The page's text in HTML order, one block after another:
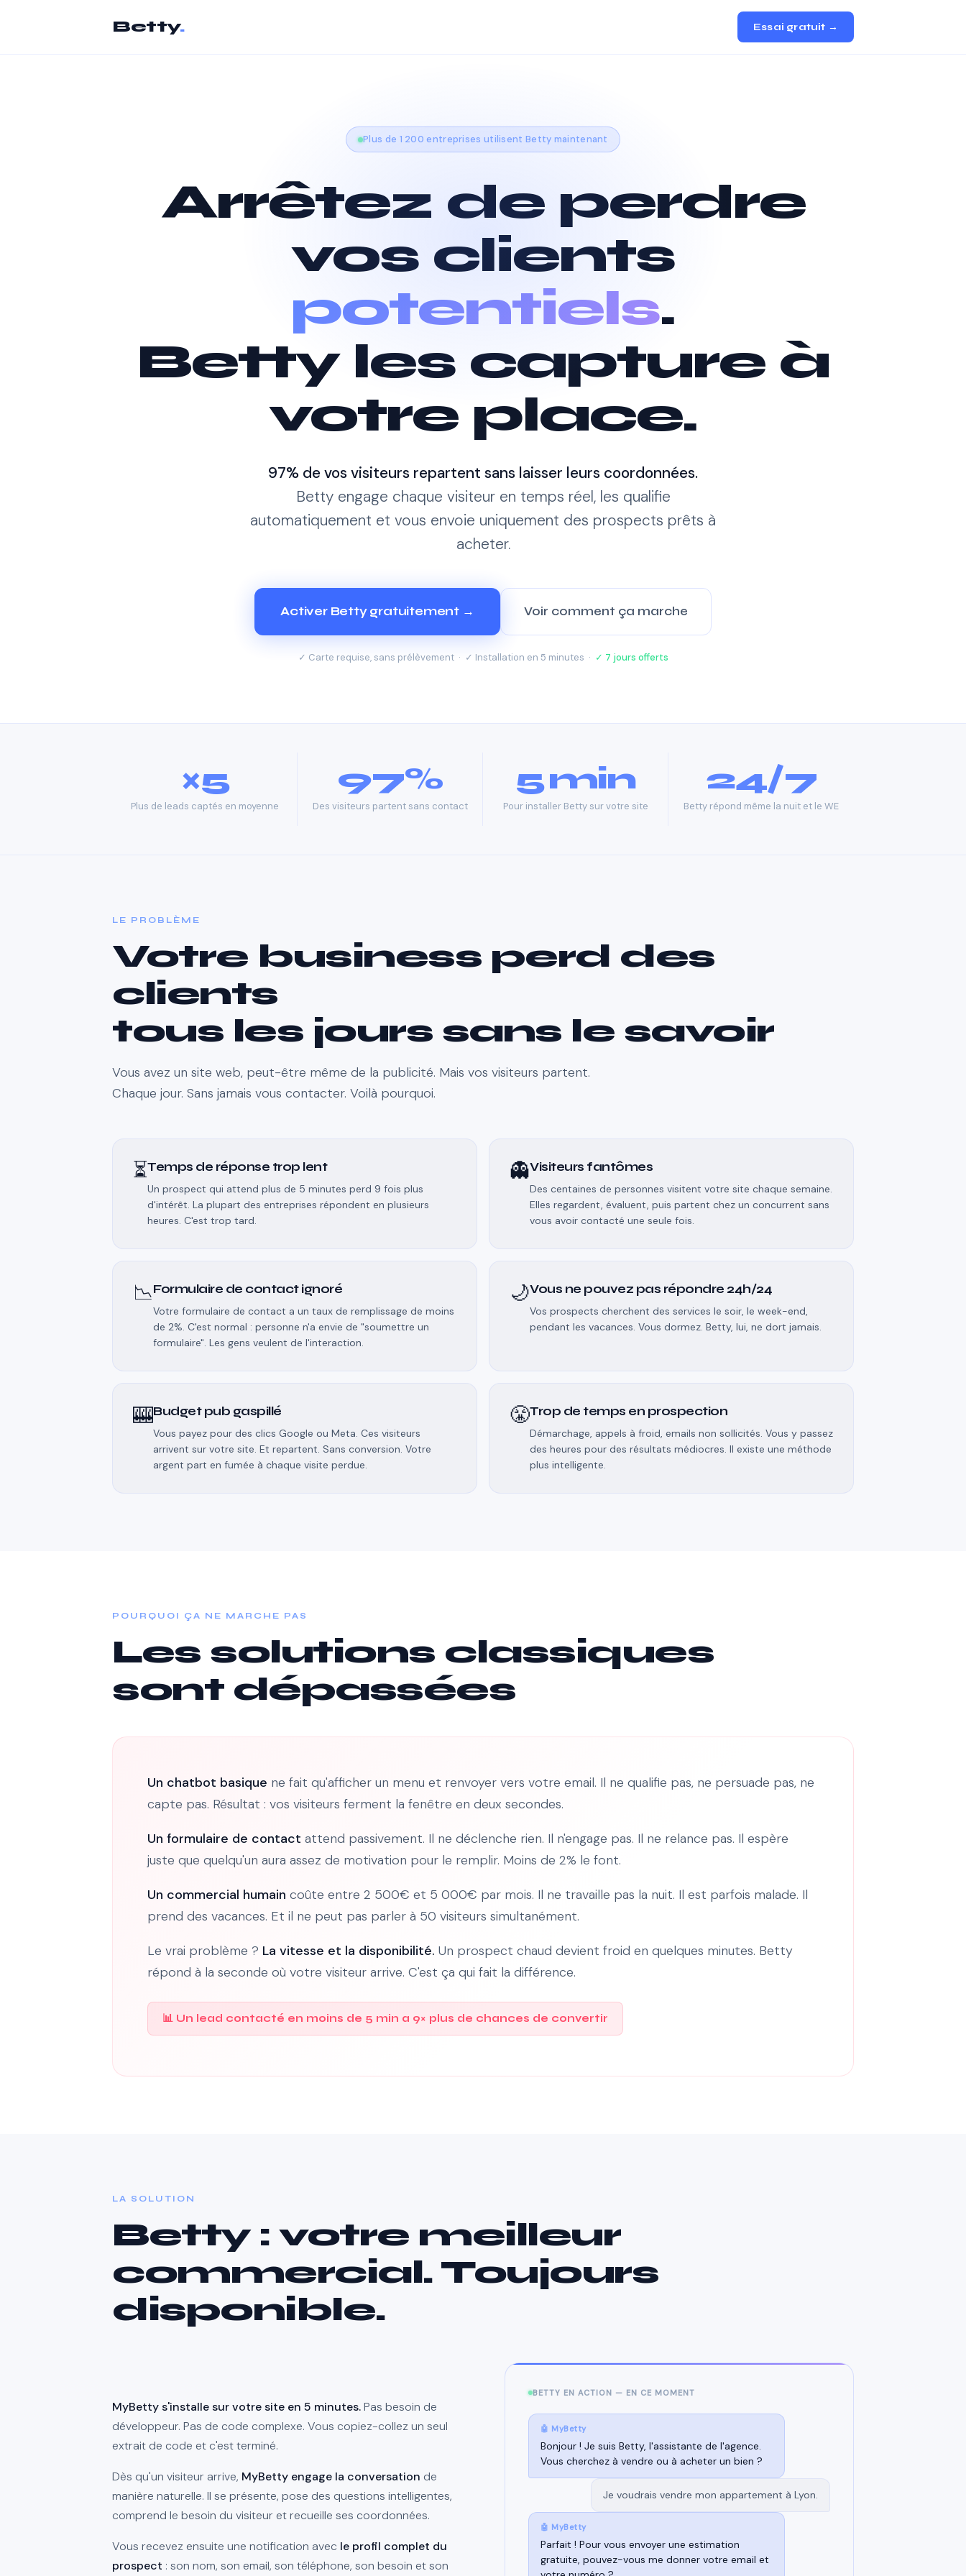
Betty. Essai gratuit →
Plus de 1 200 entreprises utilisent Betty maintenant
Arrêtez de perdre
vos clients
potentiels.
Betty les capture à
votre place.
97% de vos visiteurs repartent sans laisser leurs coordonnées.
Betty engage chaque visiteur en temps réel, les qualifie
automatiquement et vous envoie uniquement des prospects prêts à
acheter.
Activer Betty gratuitement → Voir comment ça marche
✓ Carte requise, sans prélèvement · ✓ Installation en 5 minutes · ✓ 7 jours offerts
×5
Plus de leads captés en moyenne
97%
Des visiteurs partent sans contact
5 min
Pour installer Betty sur votre site
24/7
Betty répond même la nuit et le WE
LE PROBLÈME
Votre business perd des
clients
tous les jours sans le savoir
Vous avez un site web, peut-être même de la publicité. Mais vos visiteurs partent.
Chaque jour. Sans jamais vous contacter. Voilà pourquoi.
⏳Temps de réponse trop lent
Un prospect qui attend plus de 5 minutes perd 9 fois plus
d'intérêt. La plupart des entreprises répondent en plusieurs
heures. C'est trop tard.
👻Visiteurs fantômes
Des centaines de personnes visitent votre site chaque semaine.
Elles regardent, évaluent, puis partent chez un concurrent sans
vous avoir contacté une seule fois.
📉Formulaire de contact ignoré
Votre formulaire de contact a un taux de remplissage de moins
de 2%. C'est normal : personne n'a envie de "soumettre un
formulaire". Les gens veulent de l'interaction.
🌙Vous ne pouvez pas répondre 24h/24
Vos prospects cherchent des services le soir, le week-end,
pendant les vacances. Vous dormez. Betty, lui, ne dort jamais.
🎰Budget pub gaspillé
Vous payez pour des clics Google ou Meta. Ces visiteurs
arrivent sur votre site. Et repartent. Sans conversion. Votre
argent part en fumée à chaque visite perdue.
😤Trop de temps en prospection
Démarchage, appels à froid, emails non sollicités. Vous y passez
des heures pour des résultats médiocres. Il existe une méthode
plus intelligente.
POURQUOI ÇA NE MARCHE PAS
Les solutions classiques
sont dépassées
Un chatbot basique ne fait qu'afficher un menu et renvoyer vers votre email. Il ne qualifie pas, ne persuade pas, ne
capte pas. Résultat : vos visiteurs ferment la fenêtre en deux secondes.
Un formulaire de contact attend passivement. Il ne déclenche rien. Il n'engage pas. Il ne relance pas. Il espère
juste que quelqu'un aura assez de motivation pour le remplir. Moins de 2% le font.
Un commercial humain coûte entre 2 500€ et 5 000€ par mois. Il ne travaille pas la nuit. Il est parfois malade. Il
prend des vacances. Et il ne peut pas parler à 50 visiteurs simultanément.
Le vrai problème ? La vitesse et la disponibilité. Un prospect chaud devient froid en quelques minutes. Betty
répond à la seconde où votre visiteur arrive. C'est ça qui fait la différence.
📊 Un lead contacté en moins de 5 min a 9× plus de chances de convertir
LA SOLUTION
Betty : votre meilleur
commercial. Toujours
disponible.
MyBetty s'installe sur votre site en 5 minutes.Pas besoin de
développeur. Pas de code complexe. Vous copiez-collez un seul
extrait de code et c'est terminé.
Dès qu'un visiteur arrive, MyBetty engage la conversation de
manière naturelle. Il se présente, pose des questions intelligentes,
comprend le besoin du visiteur et recueille ses coordonnées.
Vous recevez ensuite une notification avec le profil complet du
prospect : son nom, son email, son téléphone, son besoin et son
BETTY EN ACTION — EN CE MOMENT
🤖 MyBetty
Bonjour ! Je suis Betty, l'assistante de l'agence.
Vous cherchez à vendre ou à acheter un bien ?
Je voudrais vendre mon appartement à Lyon.
🤖 MyBetty
Parfait ! Pour vous envoyer une estimation
gratuite, pouvez-vous me donner votre email et